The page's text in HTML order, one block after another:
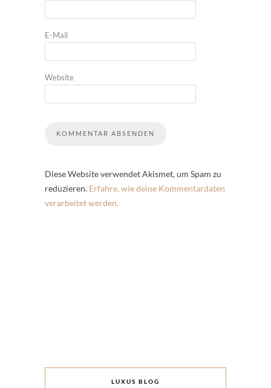
E-Mail
Website
Diese Website verwendet Akismet, um Spam zu
reduzieren. Erfahre, wie deine Kommentardaten
verarbeitet werden.
LUXUS BLOG